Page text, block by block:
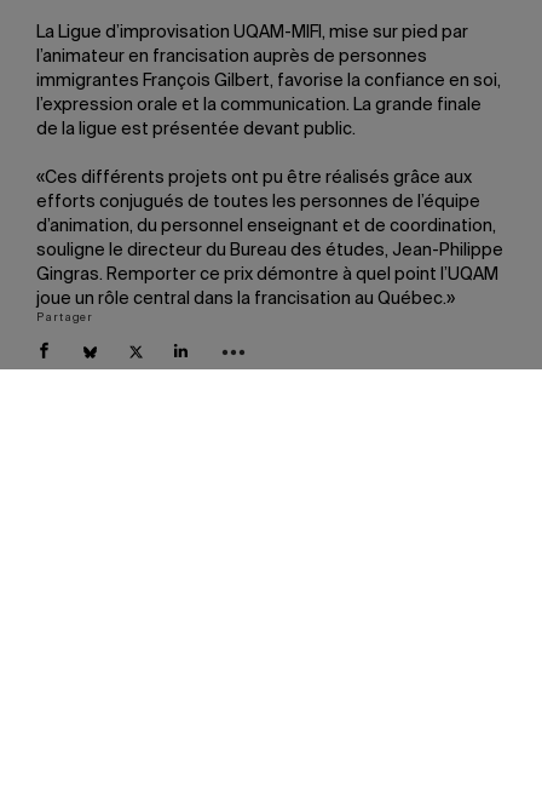
La Ligue d’improvisation UQAM-MIFI, mise sur pied par
l’animateur en francisation auprès de personnes
immigrantes François Gilbert, favorise la confiance en soi,
l’expression orale et la communication. La grande finale
de la ligue est présentée devant public.
«Ces différents projets ont pu être réalisés grâce aux
efforts conjugués de toutes les personnes de l’équipe
d’animation, du personnel enseignant et de coordination,
souligne le directeur du Bureau des études, Jean-Philippe
Gingras. Remporter ce prix démontre à quel point l’UQAM
joue un rôle central dans la francisation au Québec.»
Partager